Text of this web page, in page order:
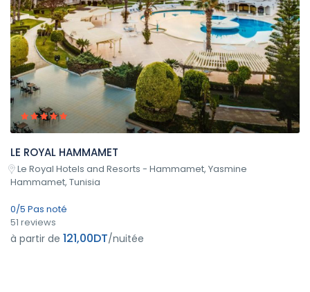
LE ROYAL HAMMAMET
Le Royal Hotels and Resorts - Hammamet, Yasmine
Hammamet, Tunisia
0/5 Pas noté
51 reviews
à partir de 121,00DT/nuitée